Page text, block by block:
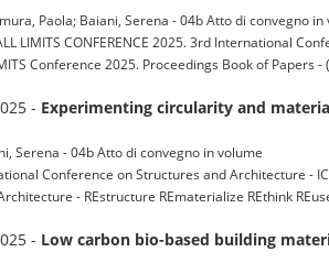
Paola; Baiani, Serena - 04b Atto di convegno in
LIMITS CONFERENCE 2025. 3rd International
Conference 2025. Proceedings Book of Papers
- Experimenting circularity and
Serena - 04b Atto di convegno in volume
Conference on Structures and Architecture -
- REstructure REmaterialize REthink
- Low carbon bio-based building